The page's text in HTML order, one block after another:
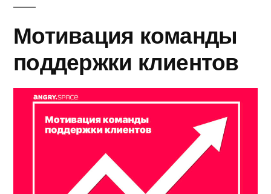
Мотивация команды
поддержки клиентов